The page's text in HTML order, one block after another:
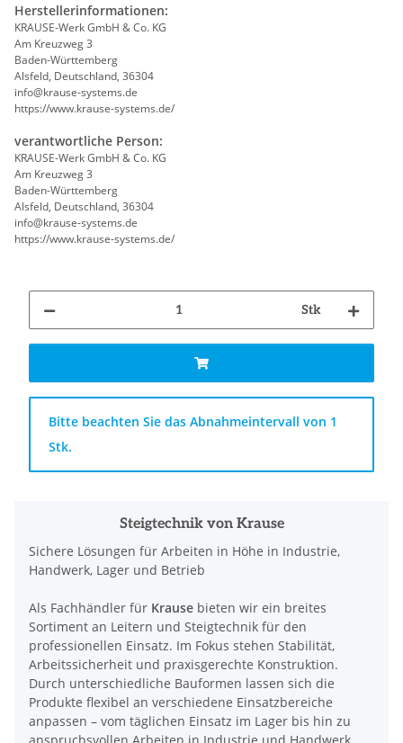
Herstellerinformationen:
KRAUSE-Werk GmbH & Co. KG
Am Kreuzweg 3
Baden-Württemberg
Alsfeld, Deutschland, 36304
info@krause-systems.de
https://www.krause-systems.de/
verantwortliche Person:
KRAUSE-Werk GmbH & Co. KG
Am Kreuzweg 3
Baden-Württemberg
Alsfeld, Deutschland, 36304
info@krause-systems.de
https://www.krause-systems.de/
Stk
x
Bitte beachten Sie das Abnahmeintervall von 1
Stk.
Steigtechnik von Krause
Sichere Lösungen für Arbeiten in Höhe in Industrie,
Handwerk, Lager und Betrieb
Als Fachhändler für Krause bieten wir ein breites
Sortiment an Leitern und Steigtechnik für den
professionellen Einsatz. Im Fokus stehen Stabilität,
Arbeitssicherheit und praxisgerechte Konstruktion.
Durch unterschiedliche Bauformen lassen sich die
Produkte flexibel an verschiedene Einsatzbereiche
anpassen – vom täglichen Einsatz im Lager bis hin zu
anspruchsvollen Arbeiten in Industrie und Handwerk.